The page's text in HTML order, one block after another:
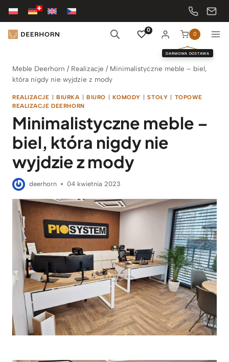
Przejdź
treści
0
0
DARMOWA DOSTAWA
Meble Deerhorn / Realizacje / Minimalistyczne meble – biel,
która nigdy nie wyjdzie z mody
REALIZACJE | BIURKA | BIURO | KOMODY | STOŁY | TOPOWE
REALIZACJE DEERHORN
Minimalistyczne meble –
biel, która nigdy nie
wyjdzie z mody
deerhorn 04 kwietnia 2023